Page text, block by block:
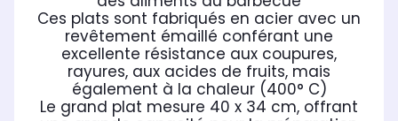
Ces plats sont fabriqués en acier avec un
revêtement émaillé conférant une
excellente résistance aux coupures,
rayures, aux acides de fruits, mais
également à la chaleur (400° C)
Le grand plat mesure 40 x 34 cm, offrant